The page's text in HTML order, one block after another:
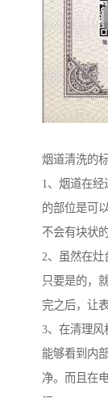
烟道清洗的
1、烟道在经
的部位是可
不会有块状
2、虽然在灶
只要是的，
完之后，让
3、在清理风
能够看到内
净。而且在